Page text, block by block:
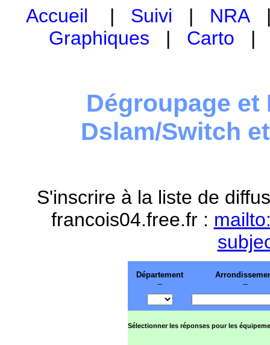
Accueil | Suivi | NRA
Graphiques | Carto
Dégroupage et
Dslam/Switch
S'inscrire à la liste de
francois04.free.fr :
Département
--
--
Sélectionner les réponses pour les